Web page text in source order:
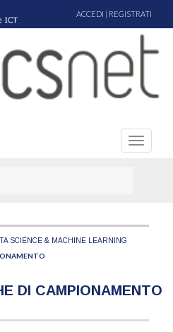
ACCEDI | REGISTRATI
SCIENCE & MACHINE LEARNING
DI CAMPIONAMENTO